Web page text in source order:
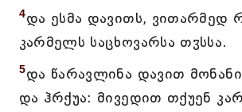
4და ესმა დავითს, ვითარმედ
კარმელს საცხოვარსა თჳსსა.
5და წარავლინა დავით
და ჰრქუა: მივედით თქუენ